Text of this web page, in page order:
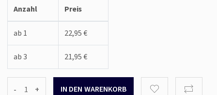
Anzahl Preis
ab 1 22,95 €
ab 3 21,95 €
- +